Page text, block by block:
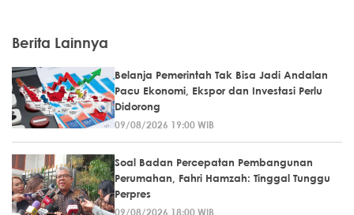
Berita Lainnya
Belanja Pemerintah Tak Bisa Jadi Andalan
Pacu Ekonomi, Ekspor dan Investasi Perlu
Didorong
09/08/2026 19:00 WIB
Soal Badan Percepatan Pembangunan
Perumahan, Fahri Hamzah: Tinggal Tunggu
Perpres
09/08/2026 18:00 WIB